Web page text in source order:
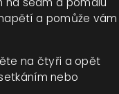
a pomůže vám
na čtyři a opět
nebo